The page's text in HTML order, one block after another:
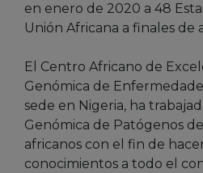
en enero de 2020 a 48
Unión Africana a finales de
El Centro Africano de
Genómica de
sede en Nigeria, ha
Genómica de Patógenos
africanos con el fin de
conocimientos a todo el